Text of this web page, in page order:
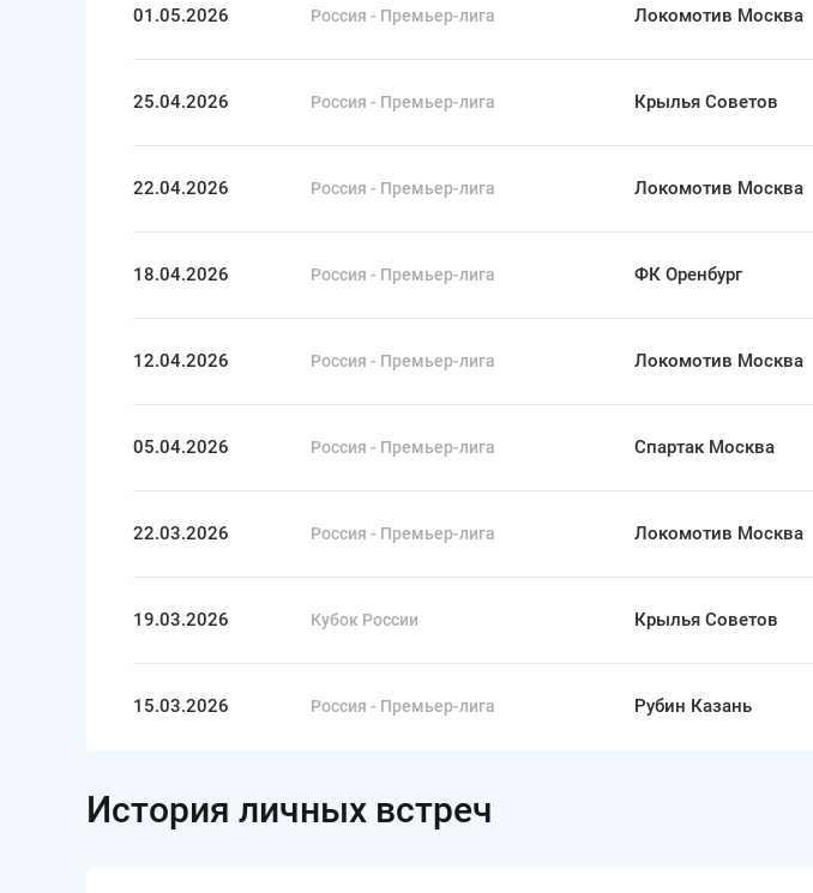
01.05.2026 Россия - Премьер-лига Локомотив Москва
25.04.2026 Россия - Премьер-лига Крылья Советов
22.04.2026 Россия - Премьер-лига Локомотив Москва
18.04.2026 Россия - Премьер-лига ФК Оренбург
12.04.2026 Россия - Премьер-лига Локомотив Москва
05.04.2026 Россия - Премьер-лига Спартак Москва
22.03.2026 Россия - Премьер-лига Локомотив Москва
19.03.2026 Кубок России Крылья Советов
15.03.2026 Россия - Премьер-лига Рубин Казань
История личных встреч